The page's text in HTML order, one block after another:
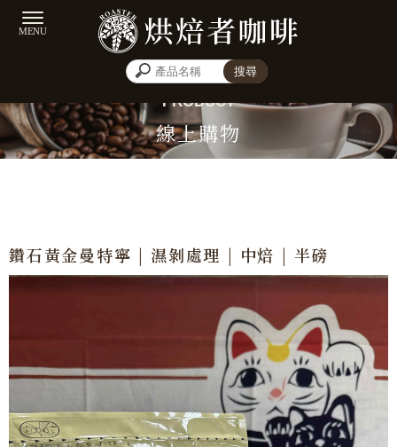
線上購物
鑽石黃金曼特寧 | 濕剝處理 | 中焙 | 半磅